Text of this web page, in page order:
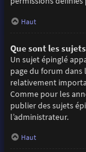
Haut
Que sont les
Un sujet épinglé
page du forum
relativement
Comme pour les
publier des sujets
l’administrateur.
Haut